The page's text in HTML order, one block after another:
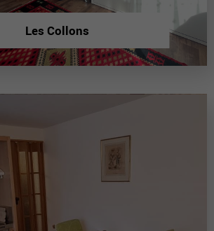
Les Collons